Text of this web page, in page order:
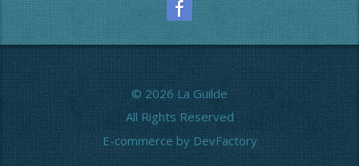
© 2026 La Guilde
All Rights Reserved
E-commerce by DevFactory